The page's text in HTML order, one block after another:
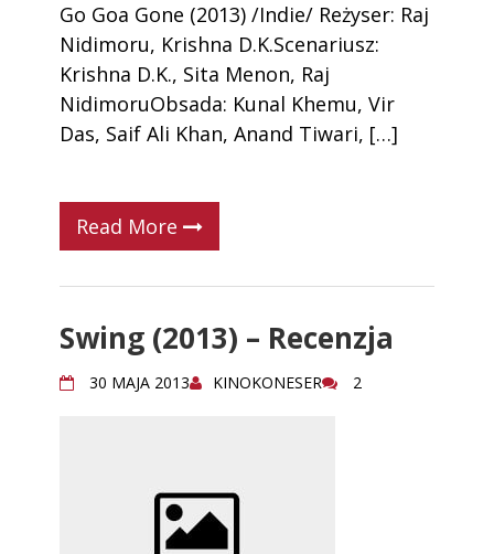
Go Goa Gone (2013) /Indie/ Reżyser: Raj
Nidimoru, Krishna D.K.Scenariusz:
Krishna D.K., Sita Menon, Raj
NidimoruObsada: Kunal Khemu, Vir
Das, Saif Ali Khan, Anand Tiwari, […]
Read More
Swing (2013) – Recenzja
30 MAJA 2013 KINOKONESER 2